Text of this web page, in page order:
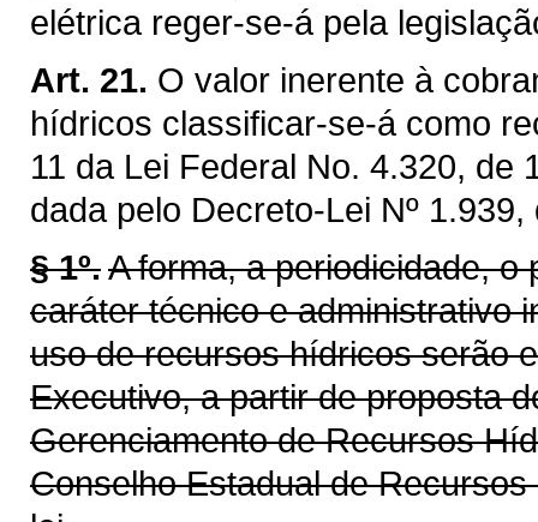
elétrica reger-se-á pela
Art. 21. O valor inerente à
hídricos classificar-se-á como
11 da Lei Federal No. 4.320, de
dada pelo Decreto-Lei Nº
§ 1º.A forma, a periodicidade,
caráter técnico e administrativo
uso de recursos hídricos serão
Executivo, a partir de proposta
Gerenciamento de Recursos
Conselho Estadual de